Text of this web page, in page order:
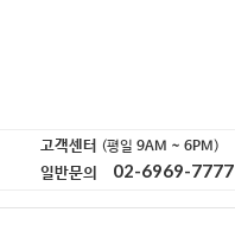
고객센터 (평일 9AM ~ 6PM)
일반문의 02-6969-7777